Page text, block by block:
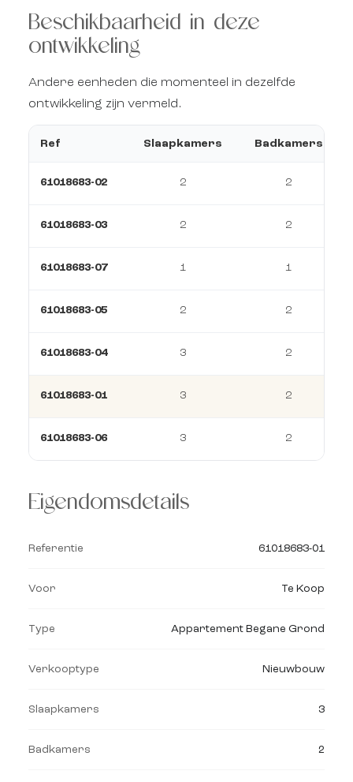
Beschikbaarheid in deze
ontwikkeling
Andere eenheden die momenteel in dezelfde
ontwikkeling zijn vermeld.
Ref Slaapkamers Badkamers
61018683-02 2 2
61018683-03 2 2
61018683-07 1 1
61018683-05 2 2
61018683-04 3 2
61018683-01 3 2
61018683-06 3 2
Eigendomsdetails
Referentie 61018683-01
Voor Te Koop
Type Appartement Begane Grond
Verkooptype Nieuwbouw
Slaapkamers 3
Badkamers 2